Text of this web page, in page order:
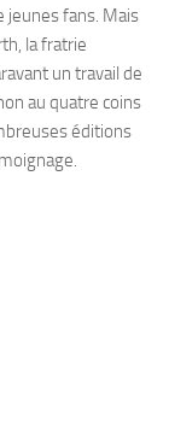
jeunes fans. Mais
la fratrie
un travail de
au quatre coins
éditions